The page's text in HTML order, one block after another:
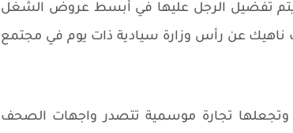
يتم تفضيل الرجل عليها في أبسط عروض الشغل
ناهيك عن رأس وزارة سيادية ذات يوم في مجتمع
تجارة موسمية تتصدر واجهات الصحف